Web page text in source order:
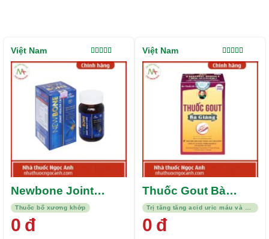
Thuốc bổ xương khớp
Newbone Joint
Health Care
Được xếp
hạng5.00
0 đ
Việt Nam
Thuốc Gout Bà
Giằng
Được xếp
hạng5.00
sao
0 đ
Việt Nam